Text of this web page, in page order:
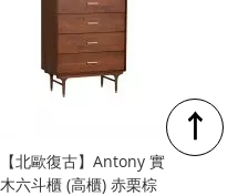
【北歐復古】Antony 實
木六斗櫃 (高櫃) 赤栗棕
↑